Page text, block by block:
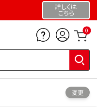
詳しくは
こちら
0
変更